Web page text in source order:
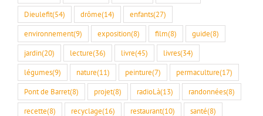
Dieulefit(54) drôme(14) enfants(27)
environnement(9) exposition(8) film(8) guide(8)
jardin(20) lecture(36) livre(45) livres(34)
légumes(9) nature(11) peinture(7) permaculture(17)
Pont de Barret(8) projet(8) radioLà(13) randonnées(8)
recette(8) recyclage(16) restaurant(10) santé(8)